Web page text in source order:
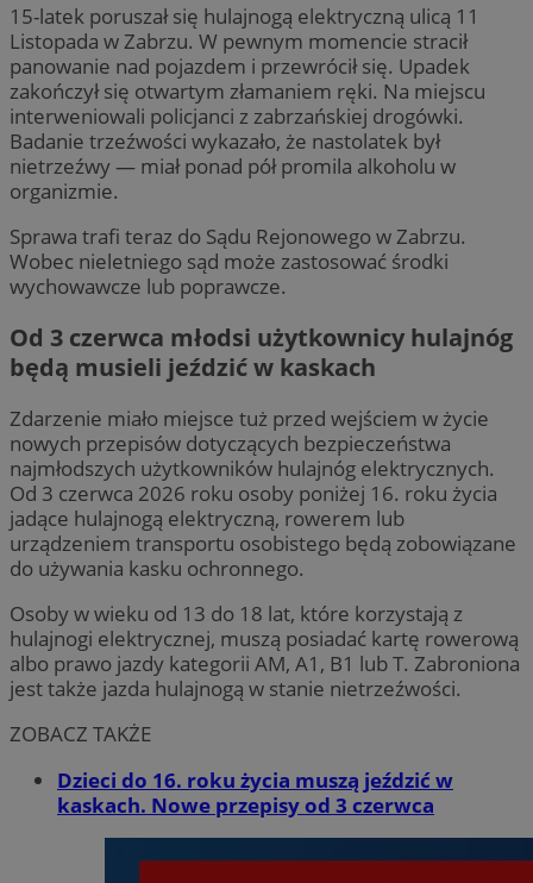
15-latek poruszał się hulajnogą elektryczną ulicą 11
Listopada w Zabrzu. W pewnym momencie stracił
panowanie nad pojazdem i przewrócił się. Upadek
zakończył się otwartym złamaniem ręki. Na miejscu
interweniowali policjanci z zabrzańskiej drogówki.
Badanie trzeźwości wykazało, że nastolatek był
nietrzeźwy — miał ponad pół promila alkoholu w
organizmie.
Sprawa trafi teraz do Sądu Rejonowego w Zabrzu.
Wobec nieletniego sąd może zastosować środki
wychowawcze lub poprawcze.
Od 3 czerwca młodsi użytkownicy hulajnóg
będą musieli jeździć w kaskach
Zdarzenie miało miejsce tuż przed wejściem w życie
nowych przepisów dotyczących bezpieczeństwa
najmłodszych użytkowników hulajnóg elektrycznych.
Od 3 czerwca 2026 roku osoby poniżej 16. roku życia
jadące hulajnogą elektryczną, rowerem lub
urządzeniem transportu osobistego będą zobowiązane
do używania kasku ochronnego.
Osoby w wieku od 13 do 18 lat, które korzystają z
hulajnogi elektrycznej, muszą posiadać kartę rowerową
albo prawo jazdy kategorii AM, A1, B1 lub T. Zabroniona
jest także jazda hulajnogą w stanie nietrzeźwości.
ZOBACZ TAKŻE
Dzieci do 16. roku życia muszą jeździć w
kaskach. Nowe przepisy od 3 czerwca